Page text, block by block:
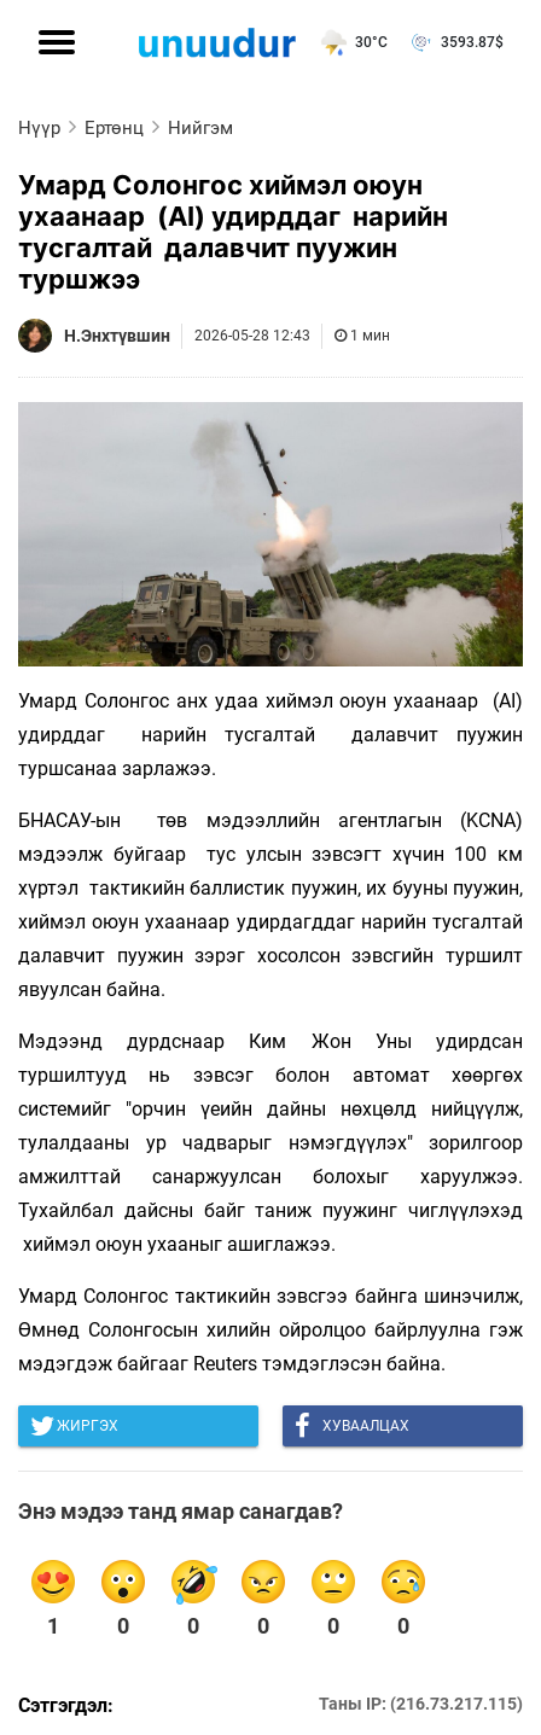
30°C 3593.87$
Нүүр Ертөнц Нийгэм
Умард Солонгос хиймэл оюун
ухаанаар (AI) удирддаг нарийн
тусгалтай далавчит пуужин
туршжээ
Н.Энхтүвшин 2026-05-28 12:43 1 мин
Умард Солонгос анх удаа хиймэл оюун ухаанаар (AI)
удирддаг нарийн тусгалтай далавчит пуужин
туршсанаа зарлажээ.
БНАСАУ-ын төв мэдээллийн агентлагын (KCNA)
мэдээлж буйгаар тус улсын зэвсэгт хүчин 100 км
хүртэл тактикийн баллистик пуужин, их бууны пуужин,
хиймэл оюун ухаанаар удирдагддаг нарийн тусгалтай
далавчит пуужин зэрэг хосолсон зэвсгийн туршилт
явуулсан байна.
Мэдээнд дурдснаар Ким Жон Уны удирдсан
туршилтууд нь зэвсэг болон автомат хөөргөх
системийг "орчин үеийн дайны нөхцөлд нийцүүлж,
тулалдааны ур чадварыг нэмэгдүүлэх" зорилгоор
амжилттай санаржуулсан болохыг харуулжээ.
Тухайлбал дайсны байг таниж пуужинг чиглүүлэхэд
хиймэл оюун ухааныг ашиглажээ.
Умард Солонгос тактикийн зэвсгээ байнга шинэчилж,
Өмнөд Солонгосын хилийн ойролцоо байрлуулна гэж
мэдэгдэж байгааг Reuters тэмдэглэсэн байна.
ЖИРГЭХ ХУВААЛЦАХ
Энэ мэдээ танд ямар санагдав?
1 0 0 0 0 0
Сэтгэгдэл: Таны IP: (216.73.217.115)